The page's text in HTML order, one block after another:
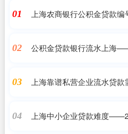
01
上海农商银行公积金贷款
02
公积金贷款银行流水上海
03
上海靠谱私营企业流水贷
04
上海中小企业贷款难度